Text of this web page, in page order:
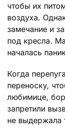
чтобы их
воздуха.
замечание и
под кресла.
началась
Когда
переноску,
любимице,
запретили
не выдержала